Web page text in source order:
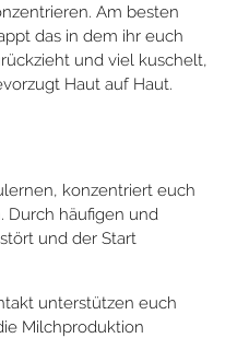
Am besten
das in dem ihr euch
und viel kuschelt,
Haut auf Haut.
konzentriert euch
Durch häufigen und
und der Start
unterstützen euch
Milchproduktion